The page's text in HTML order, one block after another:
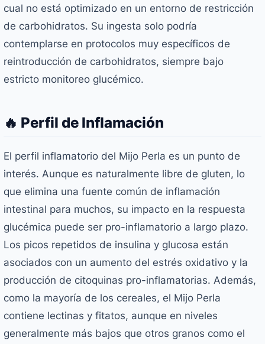
cual no está optimizado en un entorno de restricción
de carbohidratos. Su ingesta solo podría
contemplarse en protocolos muy específicos de
reintroducción de carbohidratos, siempre bajo
estricto monitoreo glucémico.
🔥 Perfil de Inflamación
El perfil inflamatorio del Mijo Perla es un punto de
interés. Aunque es naturalmente libre de gluten, lo
que elimina una fuente común de inflamación
intestinal para muchos, su impacto en la respuesta
glucémica puede ser pro-inflamatorio a largo plazo.
Los picos repetidos de insulina y glucosa están
asociados con un aumento del estrés oxidativo y la
producción de citoquinas pro-inflamatorias. Además,
como la mayoría de los cereales, el Mijo Perla
contiene lectinas y fitatos, aunque en niveles
generalmente más bajos que otros granos como el